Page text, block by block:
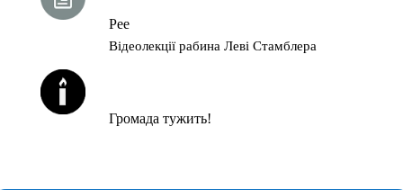
Рее
Відеолекції рабина Леві Стамблера
Громада тужить!